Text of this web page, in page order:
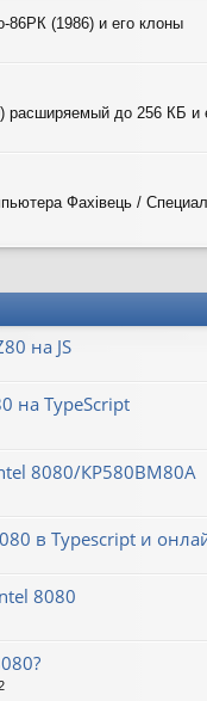
86РК (1986) и его клоны
расширяемый до 256 КБ и
Фахiвець /
на JS
на TypeScript
8080/КР580ВМ80А
в Typescript и
8080